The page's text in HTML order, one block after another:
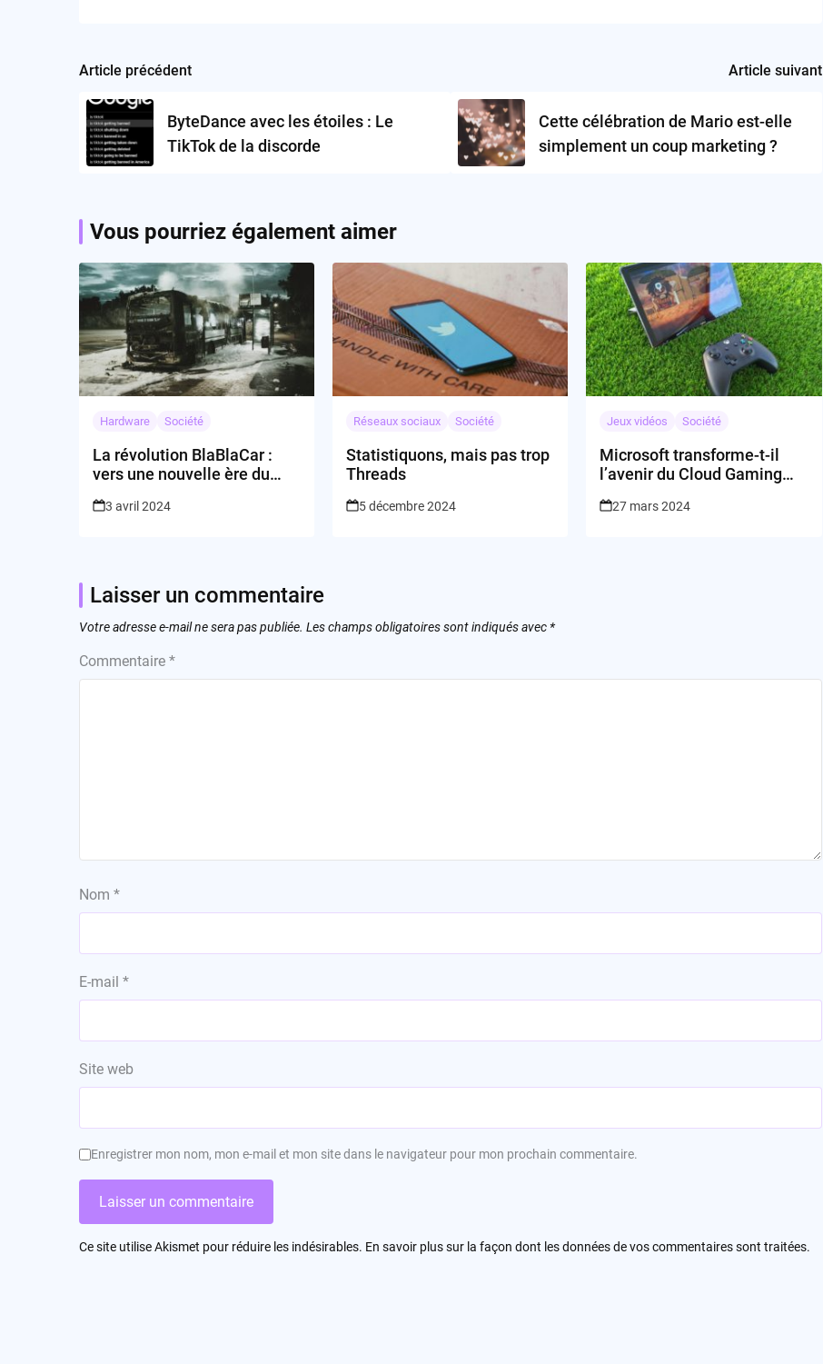
Post
navigation
Article précédent
ByteDance avec les étoiles : Le
TikTok de la discorde
Article suivant
Cette célébration de Mario est-elle
simplement un coup marketing ?
Vous pourriez également aimer
Hardware Société
La révolution BlaBlaCar :
vers une nouvelle ère du
3 avril 2024
Réseaux sociaux Société
Statistiquons, mais pas trop
Threads
5 décembre 2024
Jeux vidéos Société
Microsoft transforme-t-il
l’avenir du Cloud Gaming
27 mars 2024
Laisser un commentaire
Votre adresse e-mail ne sera pas publiée. Les champs obligatoires sont indiqués avec *
Commentaire *
Nom *
E-mail *
Site web
Enregistrer mon nom, mon e-mail et mon site dans le navigateur pour mon prochain commentaire.
Ce site utilise Akismet pour réduire les indésirables. En savoir plus sur la façon dont les données de vos commentaires sont traitées.